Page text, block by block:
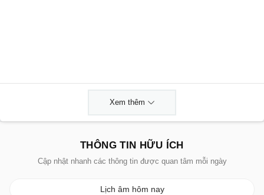
Xem thêm
THÔNG TIN HỮU ÍCH
Cập nhật nhanh các thông tin được quan tâm mỗi ngày
Lịch âm hôm nay